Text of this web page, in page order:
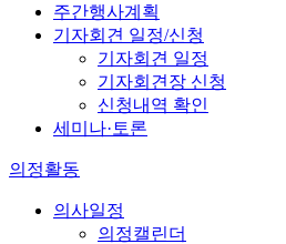
주간행사계획
기자회견 일정/신청
기자회견 일정
기자회견장 신청
신청내역 확인
세미나·토론
의정활동
의사일정
의정캘린더